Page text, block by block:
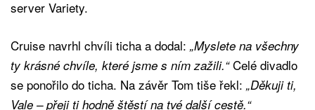
server Variety.
Cruise navrhl chvíli ticha a dodal: „Myslete na všechny
ty krásné chvíle, které jsme s ním zažili.“Celé divadlo
se ponořilo do ticha. Na závěr Tom tiše řekl: „Děkuji ti,
Vale – přeji ti hodně štěstí na tvé další cestě.“